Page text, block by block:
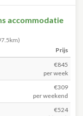
accommodatie
Prijs
€845
per week
€309
per weekend
€524